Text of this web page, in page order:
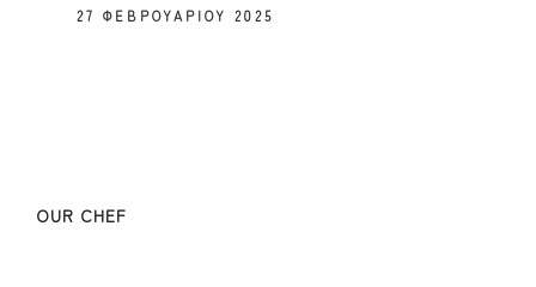
27 ΦΕΒΡΟΥΑΡΊΟΥ 2025
OUR CHEF